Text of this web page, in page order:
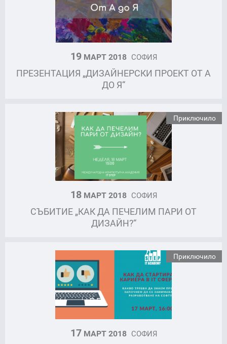
19МАРТ 2018 СОФИЯ
ПРЕЗЕНТАЦИЯ „ДИЗАЙНЕРСКИ ПРОЕКТ ОТ А
ДО Я“
Приключило
18МАРТ 2018 СОФИЯ
СЪБИТИЕ „КАК ДА ПЕЧЕЛИМ ПАРИ ОТ
ДИЗАЙН?“
Приключило
17МАРТ 2018 СОФИЯ